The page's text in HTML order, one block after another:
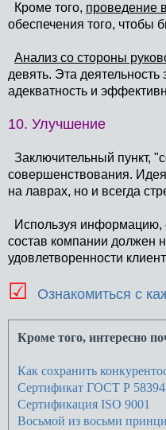
Кроме того, проведение
обеспечения того, чтобы
Анализ со стороны
девять. Эта
адекватность и
10. Улучшение
Заключительный пункт,
совершенствования.
на лаврах, но и всегда
Используя информацию,
состав компании должен
удовлетворенности
☑ Ознакомиться с
Кроме того, интересно
Как сохранить
Сертификат ГОСТ Р
Сертификация ISO 9001
Восьмой из восьми